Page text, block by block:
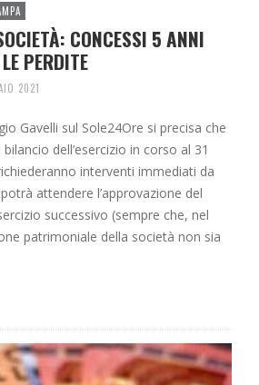
CONCESSI 5 ANNI
PERDITE
2021
Gavelli sul Sole24Ore si precisa che
dell’esercizio in corso al 31
interventi immediati da
attendere l’approvazione del
successivo (sempre che, nel
patrimoniale della società non sia